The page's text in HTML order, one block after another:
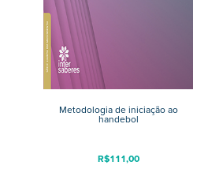
Metodologia de iniciação ao
handebol
R$111,00